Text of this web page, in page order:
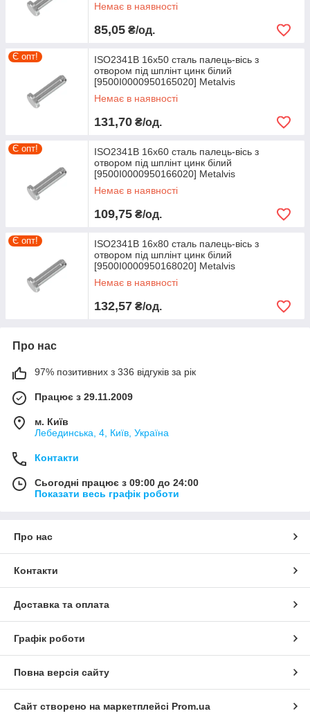
Немає в наявності
85,05 ₴/од.
Є опт!
ISO2341B 16х50 сталь палець-вісь з
отвором під шплінт цинк білий
[9500I0000950165020] Metalvis
Немає в наявності
131,70 ₴/од.
Є опт!
ISO2341B 16х60 сталь палець-вісь з
отвором під шплінт цинк білий
[9500I0000950166020] Metalvis
Немає в наявності
109,75 ₴/од.
Є опт!
ISO2341B 16х80 сталь палець-вісь з
отвором під шплінт цинк білий
[9500I0000950168020] Metalvis
Немає в наявності
132,57 ₴/од.
Про нас
97% позитивних з 336 відгуків за рік
Працює з 29.11.2009
м. Київ
Лебединська, 4, Київ, Україна
Контакти
Сьогодні працює з 09:00 до 24:00
Показати весь графік роботи
Про нас
Контакти
Доставка та оплата
Графік роботи
Повна версія сайту
Сайт створено на маркетплейсі Prom.ua